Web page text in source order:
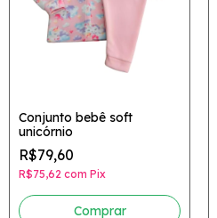
Conjunto bebê soft
unicórnio
R$79,60
R$75,62 com Pix
Comprar